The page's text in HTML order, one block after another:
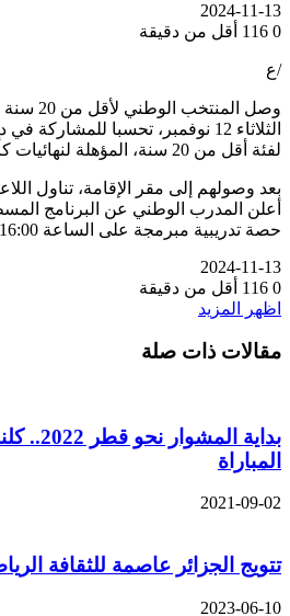
2024-11-13
0
أقل من دقيقة
/ع
وصل
الثلاثاء 12 نوفمبر، تحسبا
لفئة أقل من 20 سنة، المؤهلة لنهائيات كأس أمم إفريقيا 2025.
بعد وصولهم إلى مقر الإقامة، تناول
أعلن المدرب الوطني عن البرنامج
حصة تدريبية مبرمجة على الساعة 16:00.
2024-11-13
0
أقل من دقيقة
اظهر المزيد
مقالات ذات صلة
‏بداية
المباراة
2021-09-02
تتويج الجزائر عاصمة للثقافة
2023-06-10